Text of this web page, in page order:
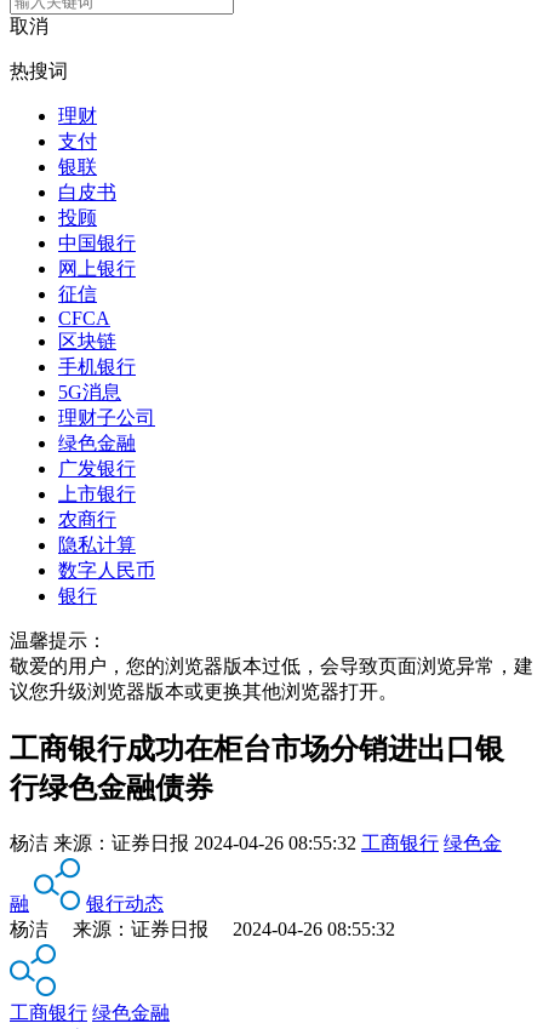
取消
热搜词
理财
支付
银联
白皮书
投顾
中国银行
网上银行
征信
CFCA
区块链
手机银行
5G消息
理财子公司
绿色金融
广发银行
上市银行
农商行
隐私计算
数字人民币
银行
温馨提示：
敬爱的用户，您的浏览器版本过低，会导致页面浏览异常，建
议您升级浏览器版本或更换其他浏览器打开。
工商银行成功在柜台市场分销进出口银
行绿色金融债券
杨洁 来源： 证券日报 2024-04-26 08:55:32 工商银行 绿色金
融
银行动态
杨洁 来源：证券日报 2024-04-26 08:55:32
工商银行 绿色金融